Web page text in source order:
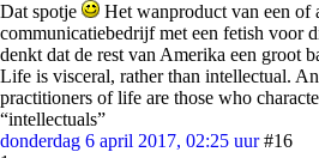
Dat spotje
Het wanproduct van een of
communicatiebedrijf met een fetish voor
denkt dat de rest van Amerika een groot
Life is visceral, rather than intellectual.
practitioners of life are those who
“intellectuals”
donderdag 6 april 2017, 02:25 uur #16